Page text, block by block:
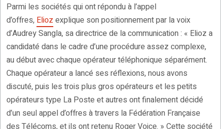
Parmi les sociétés qui ont répondu à l’appel
d’offres, Elioz explique son positionnement par la voix
d’Audrey Sangla, sa directrice de la communication : « Elioz a
candidaté dans le cadre d’une procédure assez complexe,
au début avec chaque opérateur téléphonique séparément.
Chaque opérateur a lancé ses réflexions, nous avons
discuté, puis les trois plus gros opérateurs et les petits
opérateurs type La Poste et autres ont finalement décidé
d’un seul appel d’offres à travers la Fédération Française
des Télécoms, et ils ont retenu Roger Voice. » Cette société